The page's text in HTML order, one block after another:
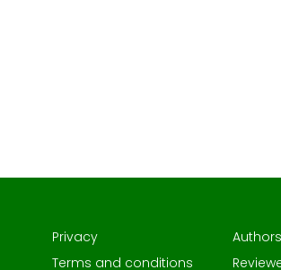
Privacy
Terms and conditions
Authors